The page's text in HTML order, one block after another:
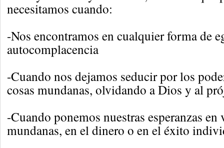
necesitamos cuando:
-Nos encontramos en cualquier forma de
autocomplacencia
-Cuando nos dejamos seducir por los
cosas mundanas, olvidando a Dios y al
-Cuando ponemos nuestras esperanzas en
mundanas, en el dinero o en el éxito